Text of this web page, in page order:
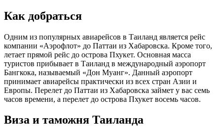
Как добраться
Одним из популярных авиарейсов в Таиланд является рейс
компании «Аэрофлот» до Паттаи из Хабаровска. Кроме того,
летает прямой рейс до острова Пхукет. Основная масса
туристов прибывает в Таиланд в международный аэропорт
Бангкока, называемый «Дон Муанг». Данный аэропорт
принимает авиарейсы практически из всех стран Азии и
Европы. Перелет до Паттаи из Хабаровска займет у вас семь
часов времени, а перелет до острова Пхукет восемь часов.
Виза и таможня Таиланда